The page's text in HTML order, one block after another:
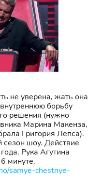
не уверена, жать она
борьбу
решения (нужно
Марина Макенза,
Григория Лепса).
сезон шоу. Действие
Рука Агутина
минуте.
samye-chestnye-